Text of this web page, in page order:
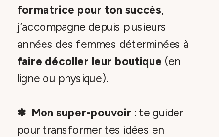
formatrice pour ton succès,
j’accompagne depuis plusieurs
années des femmes déterminées à
faire décoller leur boutique (en
ligne ou physique).
✽ Mon super-pouvoir : te guider
pour transformer tes idées en